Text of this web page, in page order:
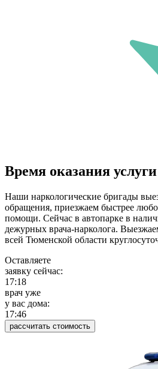
Время оказания услуги
Наши наркологические бригады
обращения, приезжаем быстрее
помощи. Сейчас в автопарке в
дежурных врача-нарколога.
всей Тюменской области
Оставляете
заявку сейчас:
17:18
врач уже
у вас дома:
17:46
рассчитать стоимость